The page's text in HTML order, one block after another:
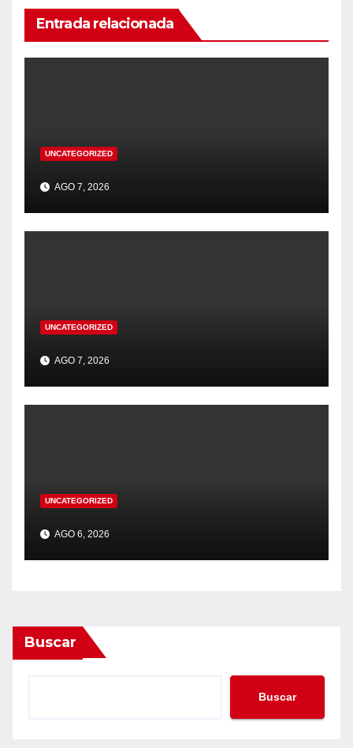
Entrada relacionada
UNCATEGORIZED
AGO 7, 2026
UNCATEGORIZED
AGO 7, 2026
UNCATEGORIZED
AGO 6, 2026
Buscar
Buscar